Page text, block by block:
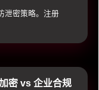
泄密策略。注册
密 vs 企业合规